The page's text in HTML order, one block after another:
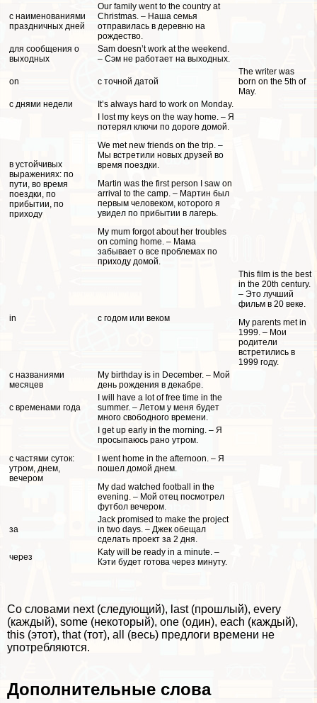
с наименованиями
праздничных дней
Our family went to the country at
Christmas. – Наша семья
отправилась в деревню на
рождество.
для сообщения о
выходных
Sam doesn’t work at the weekend.
– Сэм не работает на выходных.
on с точной датой
The writer was
born on the 5th of
May.
с днями недели
It’s always hard to work on Monday.
в устойчивых
выражениях: по
пути, во время
поездки, по
прибытии, по
приходу
I lost my keys on the way home. – Я
потерял ключи по дороге домой.
We met new friends on the trip. –
Мы встретили новых друзей во
время поездки.
Martin was the first person I saw on
arrival to the camp. – Мартин был
первым человеком, которого я
увидел по прибытии в лагерь.
My mum forgot about her troubles
on coming home. – Мама
забывает о все проблемах по
приходу домой.
in с годом или веком
This film is the best
in the 20th century.
– Это лучший
фильм в 20 веке.
My parents met in
1999. – Мои
родители
встретились в
1999 году.
с названиями
месяцев
My birthday is in December. – Мой
день рождения в декабре.
с временами года
I will have a lot of free time in the
summer. – Летом у меня будет
много свободного времени.
с частями суток:
утром, днем,
вечером
I get up early in the morning. – Я
просыпаюсь рано утром.
I went home in the afternoon. – Я
пошел домой днем.
My dad watched football in the
evening. – Мой отец посмотрел
футбол вечером.
за
Jack promised to make the project
in two days. – Джек обещал
сделать проект за 2 дня.
через
Katy will be ready in a minute. –
Кэти будет готова через минуту.
Со словами next (следующий), last (прошлый), every
(каждый), some (некоторый), one (один), each (каждый),
this (этот), that (тот), all (весь) предлоги времени не
употрeбляются.
Дополнительные слова